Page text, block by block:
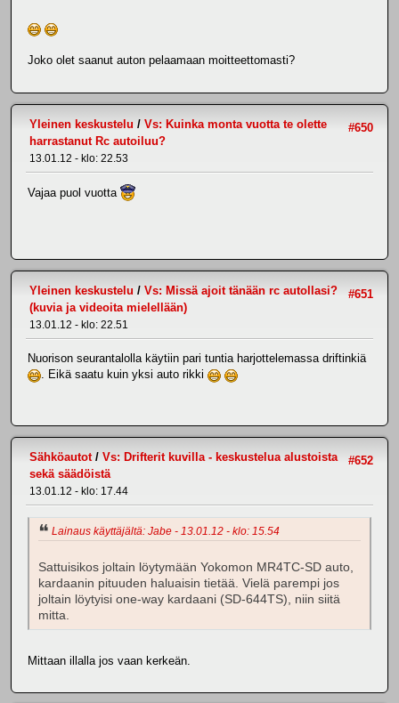
Joko olet saanut auton pelaamaan moitteettomasti?
#650
Yleinen keskustelu / Vs: Kuinka monta vuotta te olette
harrastanut Rc autoiluu?
13.01.12 - klo: 22.53
Vajaa puol vuotta
#651
Yleinen keskustelu / Vs: Missä ajoit tänään rc autollasi?
(kuvia ja videoita mielellään)
13.01.12 - klo: 22.51
Nuorison seurantalolla käytiin pari tuntia harjottelemassa driftinkiä
. Eikä saatu kuin yksi auto rikki
#652
Sähköautot/ Vs: Drifterit kuvilla - keskustelua alustoista
sekä säädöistä
13.01.12 - klo: 17.44
Lainaus käyttäjältä: Jabe - 13.01.12 - klo: 15.54
Sattuisikos joltain löytymään Yokomon MR4TC-SD auto,
kardaanin pituuden haluaisin tietää. Vielä parempi jos
joltain löytyisi one-way kardaani (SD-644TS), niin siitä
mitta.
Mittaan illalla jos vaan kerkeän.